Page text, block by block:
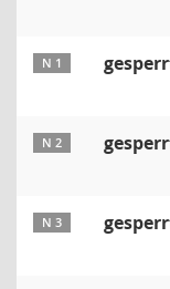
N 1
N 2
N 3